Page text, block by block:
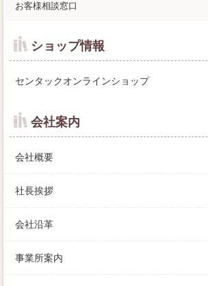
お客様相談窓口
ショップ情報
センタックオンラインショップ
会社案内
会社概要
社長挨拶
会社沿革
事業所案内